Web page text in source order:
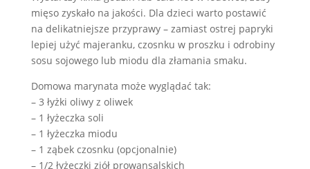
mięso zyskało na jakości. Dla dzieci warto postawić
na delikatniejsze przyprawy – zamiast ostrej papryki
lepiej użyć majeranku, czosnku w proszku i odrobiny
sosu sojowego lub miodu dla złamania smaku.
Domowa marynata może wyglądać tak:
– 3 łyżki oliwy z oliwek
– 1 łyżeczka soli
– 1 łyżeczka miodu
– 1 ząbek czosnku (opcjonalnie)
– 1/2 łyżeczki ziół prowansalskich